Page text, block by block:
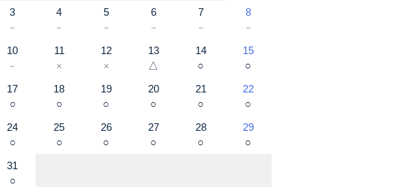
3
－
4
－
5
－
6
－
7
－
8
－
10
－
11
×
12
×
13
△
14
○
15
○
17
○
18
○
19
○
20
○
21
○
22
○
24
○
25
○
26
○
27
○
28
○
29
○
31
○